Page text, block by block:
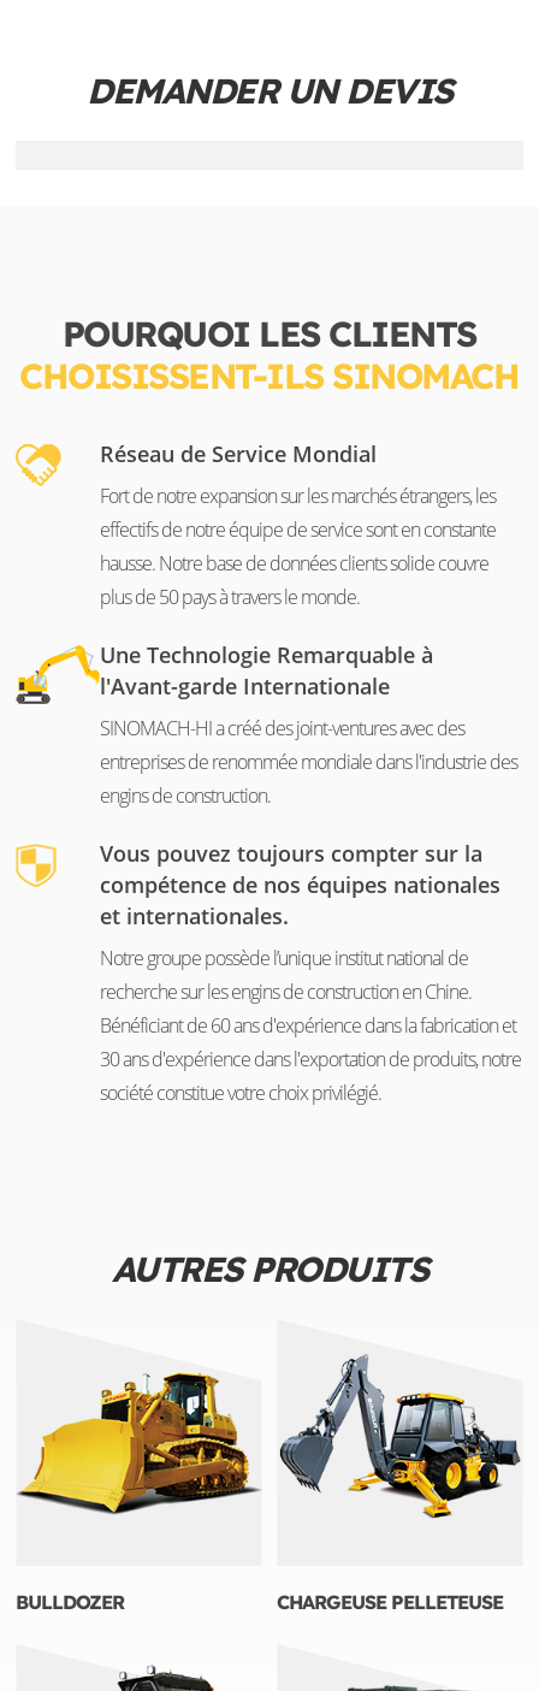
DEMANDER UN DEVIS
POURQUOI LES CLIENTS
CHOISISSENT-ILS SINOMACH
Réseau de Service Mondial
Fort de notre expansion sur les marchés étrangers, les
effectifs de notre équipe de service sont en constante
hausse. Notre base de données clients solide couvre
plus de 50 pays à travers le monde.
Une Technologie Remarquable à
l'Avant-garde Internationale
SINOMACH-HI a créé des joint-ventures avec des
entreprises de renommée mondiale dans l'industrie des
engins de construction.
Vous pouvez toujours compter sur la
compétence de nos équipes nationales
et internationales.
Notre groupe possède l’unique institut national de
recherche sur les engins de construction en Chine.
Bénéficiant de 60 ans d'expérience dans la fabrication et
30 ans d'expérience dans l'exportation de produits, notre
société constitue votre choix privilégié.
AUTRES PRODUITS
BULLDOZER CHARGEUSE PELLETEUSE